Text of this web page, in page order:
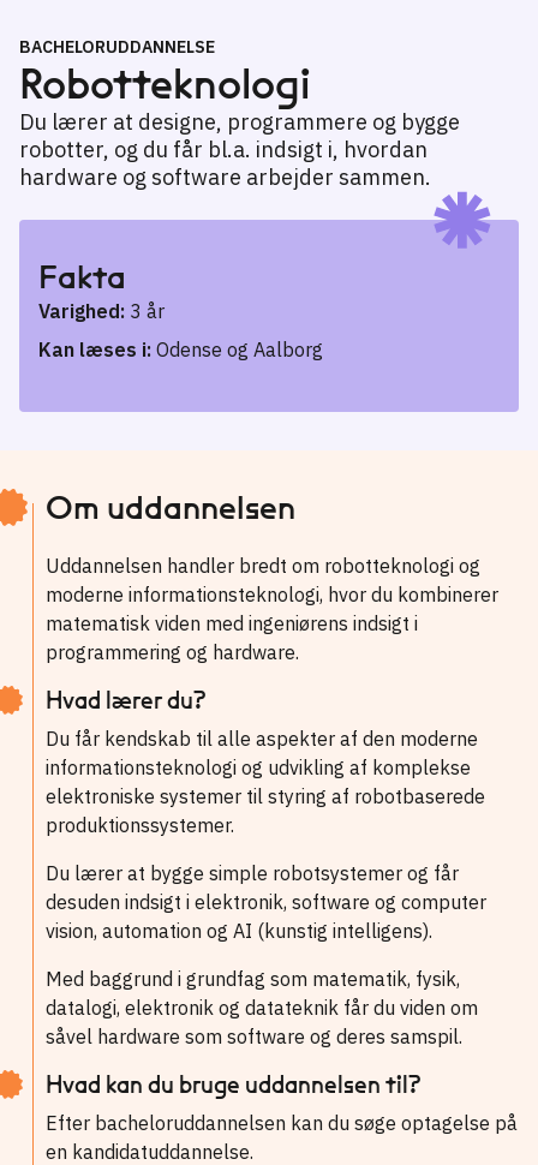
BACHELORUDDANNELSE
Robotteknologi
Du lærer at designe, programmere og bygge
robotter, og du får bl.a. indsigt i, hvordan
hardware og software arbejder sammen.
Fakta
Varighed: 3 år
Kan læses i: Odense og Aalborg
Om uddannelsen
Uddannelsen handler bredt om robotteknologi og
moderne informationsteknologi, hvor du kombinerer
matematisk viden med ingeniørens indsigt i
programmering og hardware.
Hvad lærer du?
Du får kendskab til alle aspekter af den moderne
informationsteknologi og udvikling af komplekse
elektroniske systemer til styring af robotbaserede
produktionssystemer.
Du lærer at bygge simple robotsystemer og får
desuden indsigt i elektronik, software og computer
vision, automation og AI (kunstig intelligens).
Med baggrund i grundfag som matematik, fysik,
datalogi, elektronik og datateknik får du viden om
såvel hardware som software og deres samspil.
Hvad kan du bruge uddannelsen til?
Efter bacheloruddannelsen kan du søge optagelse på
en kandidatuddannelse.